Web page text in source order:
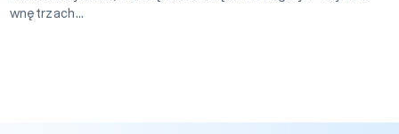
wnętrzach...